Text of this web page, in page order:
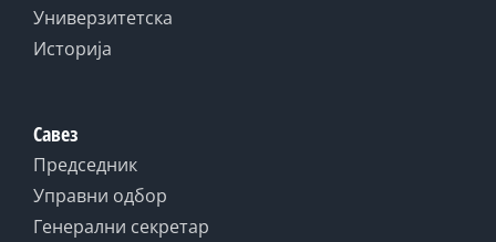
Универзитетска
Историја
Савез
Председник
Управни одбор
Генерални секретар